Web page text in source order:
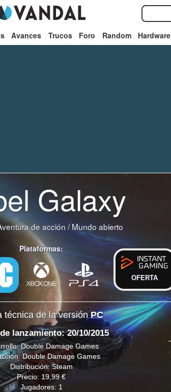
Avances Trucos Foro Random Hardware
Galaxy
de acción /Mundo abierto
Plataformas:
OFERTA
técnica de la versiónPC
lanzamiento: 20/10/2015
Double Damage Games
Double Damage Games
Distribución: Steam
Precio: 19,99 €
Jugadores: 1